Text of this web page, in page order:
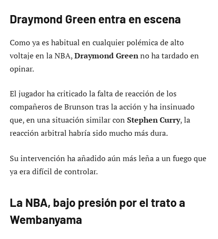
Draymond Green entra en escena
Como ya es habitual en cualquier polémica de alto
voltaje en la NBA,Draymond Greenno ha tardado en
opinar.
El jugador ha criticado la falta de reacción de los
compañeros de Brunson tras la acción y ha insinuado
que, en una situación similar con Stephen Curry, la
reacción arbitral habría sido mucho más dura.
Su intervención ha añadido aún más leña a un fuego que
ya era difícil de controlar.
La NBA, bajo presión por el trato a
Wembanyama